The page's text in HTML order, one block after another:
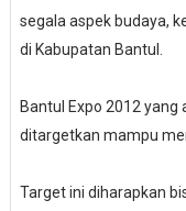
segala aspek budaya,
di Kabupatan Bantul.
Bantul Expo 2012
ditargetkan mampu
Target ini diharapkan